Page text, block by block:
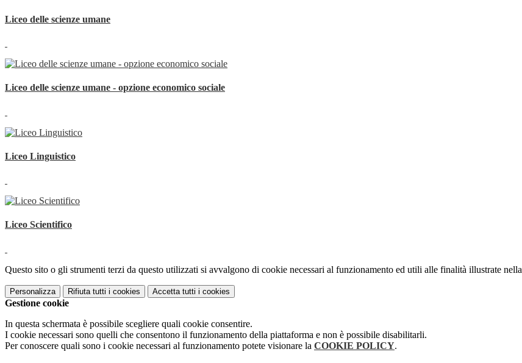
Liceo delle scienze umane
Liceo delle scienze umane - opzione economico sociale
Liceo Linguistico
Liceo Scientifico
Questo sito o gli strumenti terzi da questo utilizzati si avvalgono di cookie necessari al funzionamento ed utili alle finalità illustrate nella
Personalizza Rifiuta tutti i cookies Accetta tutti i cookies
Gestione cookie
In questa schermata è possibile scegliere quali cookie consentire.
I cookie necessari sono quelli che consentono il funzionamento della piattaforma e non è possibile disabilitarli.
Per conoscere quali sono i cookie necessari al funzionamento potete visionare la COOKIE POLICY.